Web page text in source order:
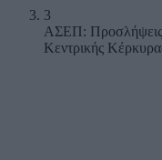
3
ΑΣΕΠ: Προσλήψεις
Κεντρικής